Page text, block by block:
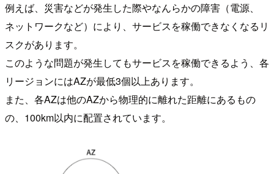
例えば、災害などが発生した際やなんらかの障害（電源、
ネットワークなど）により、サービスを稼働できなくなるリ
スクがあります。
このような問題が発生してもサービスを稼働できるよう、各
リージョンにはAZが最低3個以上あります。
また、各AZは他のAZから物理的に離れた距離にあるもの
の、100km以内に配置されています。